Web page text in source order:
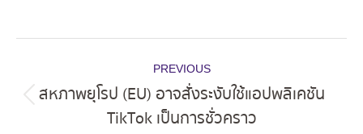
navigation
PREVIOUS
Previous
post:
สหภาพยุโรป (EU) อาจสั่งระงับใช้แอปพลิเคชัน
TikTok เป็นการชั่วคราว